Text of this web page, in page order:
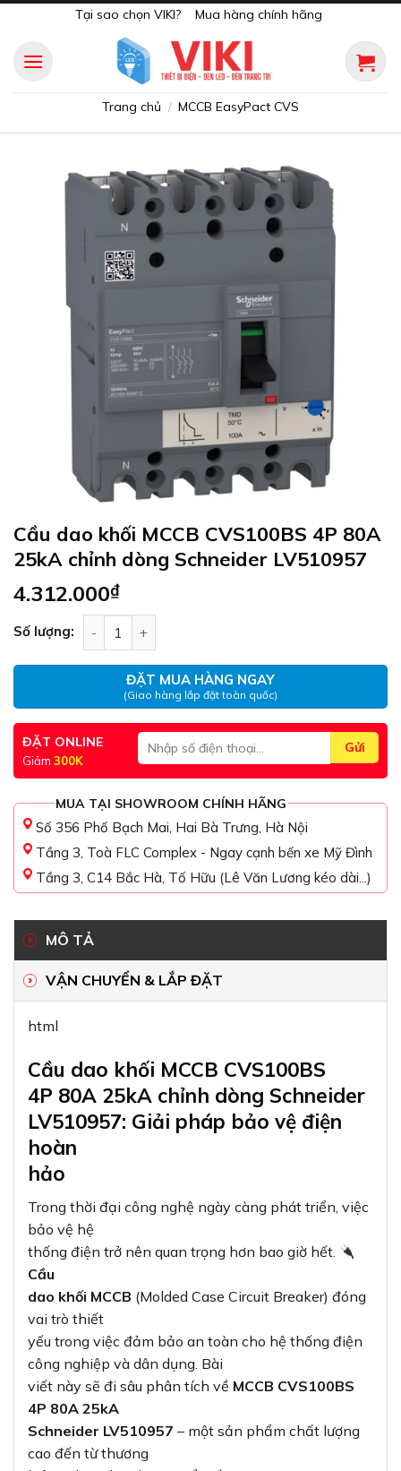
content
Tại sao chọn VIKI? Mua hàng chính hãng
Trang chủ / MCCB EasyPact CVS
Cầu dao khối MCCB CVS100BS 4P 80A
25kA chỉnh dòng Schneider LV510957
4.312.000₫
Số lượng:
ĐẶT MUA HÀNG NGAY
(Giao hàng lắp đặt toàn quốc)
ĐẶT ONLINE
Giảm 300K
MUA TẠI SHOWROOM CHÍNH HÃNG
Số 356 Phố Bạch Mai, Hai Bà Trưng, Hà Nội
Tầng 3, Toà FLC Complex - Ngay cạnh bến xe Mỹ Đình
Tầng 3, C14 Bắc Hà, Tố Hữu (Lê Văn Lương kéo dài...)
MÔ TẢ
VẬN CHUYỂN & LẮP ĐẶT
html
Cầu dao khối MCCB CVS100BS
4P 80A 25kA chỉnh dòng Schneider
LV510957: Giải pháp bảo vệ điện
hoàn
hảo
Trong thời đại công nghệ ngày càng phát triển, việc
bảo vệ hệ
thống điện trở nên quan trọng hơn bao giờ hết.
Cầu
dao khối MCCB (Molded Case Circuit Breaker) đóng
vai trò thiết
yếu trong việc đảm bảo an toàn cho hệ thống điện
công nghiệp và dân dụng. Bài
viết này sẽ đi sâu phân tích về MCCB CVS100BS
4P 80A 25kA
Schneider LV510957 – một sản phẩm chất lượng
cao đến từ thương